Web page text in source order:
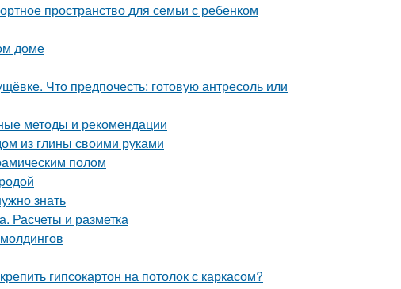
пространство для семьи с ребенком
доме
Что предпочесть: готовую антресоль или
методы и рекомендации
из глины своими руками
полом
знать
Расчеты и разметка
гипсокартон на потолок с каркасом?